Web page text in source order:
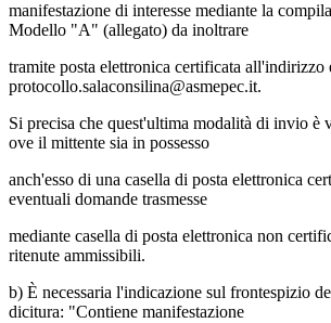
manifestazione di interesse mediante la
Modello "A" (allegato) da inoltrare
tramite posta elettronica certificata all'indirizzo
protocollo.salaconsilina@asmepec.it.
Si precisa che quest'ultima modalità di invio è
ove il mittente sia in possesso
anch'esso di una casella di posta elettronica
eventuali domande trasmesse
mediante casella di posta elettronica non
ritenute ammissibili.
b) È necessaria l'indicazione sul frontespizio
dicitura: "Contiene manifestazione